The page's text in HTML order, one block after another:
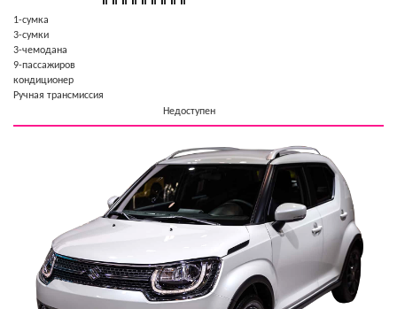
1-cумка
3-сумки
3-чемодана
9-пассажиров
кондиционер
Ручная трансмиссия
Недоступен